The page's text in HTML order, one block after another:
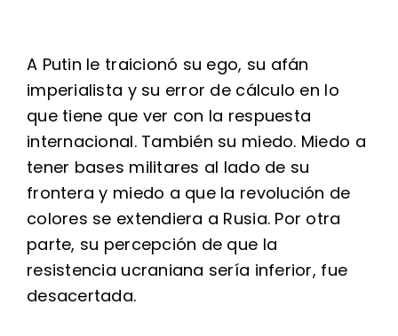
A Putin le traicionó su ego, su afán
imperialista y su error de cálculo en lo
que tiene que ver con la respuesta
internacional. También su miedo. Miedo a
tener bases militares al lado de su
frontera y miedo a que la revolución de
colores se extendiera a Rusia. Por otra
parte, su percepción de que la
resistencia ucraniana sería inferior, fue
desacertada.